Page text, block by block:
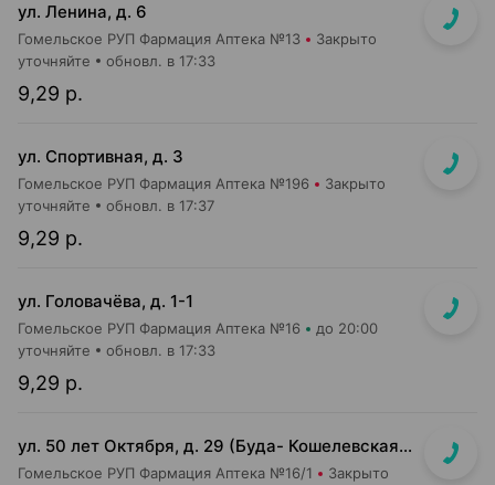
ул. Ленина, д. 6
Гомельское РУП Фармация Аптека №13 Закрыто
9,29 р.
уточняйте обновл. в 17:33
ул. Спортивная, д. 3
Гомельское РУП Фармация Аптека №196 Закрыто
9,29 р.
уточняйте обновл. в 17:37
ул. Головачёва, д. 1-1
Гомельское РУП Фармация Аптека №16 до 20:00
9,29 р.
уточняйте обновл. в 17:33
ул. 50 лет Октября, д. 29 (Буда- Кошелевская ЦРБ)
Гомельское РУП Фармация Аптека №16/1 Закрыто